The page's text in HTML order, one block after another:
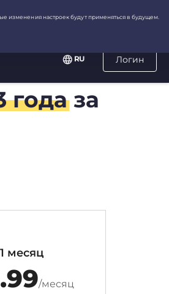
Логин
RU
годаза
1 месяц
/месяц